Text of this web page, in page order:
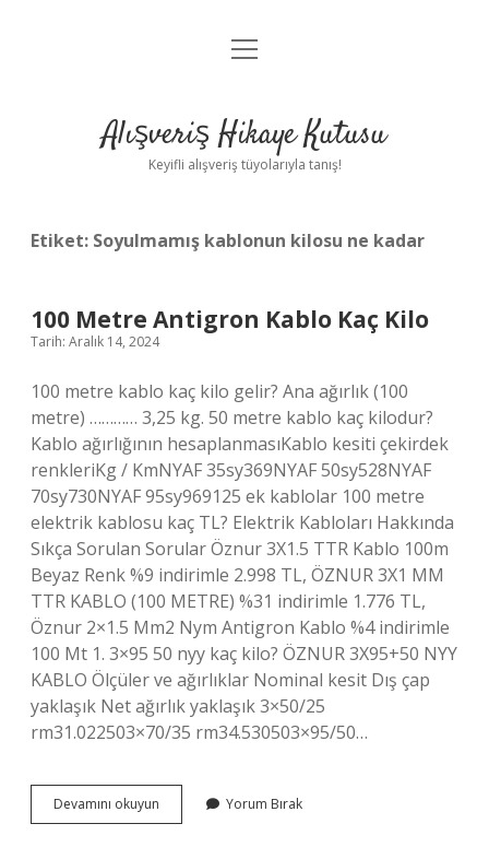
Anasayfa
Yasal Uyarı
menüyü
Alışveriş Hikaye Kutusu
Keyifli alışveriş tüyolarıyla tanış!
Etiket: Soyulmamış kablonun kilosu ne kadar
100 Metre Antigron Kablo Kaç Kilo
Tarih: Aralık 14, 2024
100 metre kablo kaç kilo gelir? Ana ağırlık (100
metre) ………… 3,25 kg. 50 metre kablo kaç kilodur?
Kablo ağırlığının hesaplanmasıKablo kesiti çekirdek
renkleriKg / KmNYAF 35sy369NYAF 50sy528NYAF
70sy730NYAF 95sy969125 ek kablolar 100 metre
elektrik kablosu kaç TL? Elektrik Kabloları Hakkında
Sıkça Sorulan Sorular Öznur 3X1.5 TTR Kablo 100m
Beyaz Renk %9 indirimle 2.998 TL, ÖZNUR 3X1 MM
TTR KABLO (100 METRE) %31 indirimle 1.776 TL,
Öznur 2×1.5 Mm2 Nym Antigron Kablo %4 indirimle
100 Mt 1. 3×95 50 nyy kaç kilo? ÖZNUR 3X95+50 NYY
KABLO Ölçüler ve ağırlıklar Nominal kesit Dış çap
yaklaşık Net ağırlık yaklaşık 3×50/25
rm31.022503×70/35 rm34.530503×95/50…
Devamını okuyun
Metre
Yorum Bırak